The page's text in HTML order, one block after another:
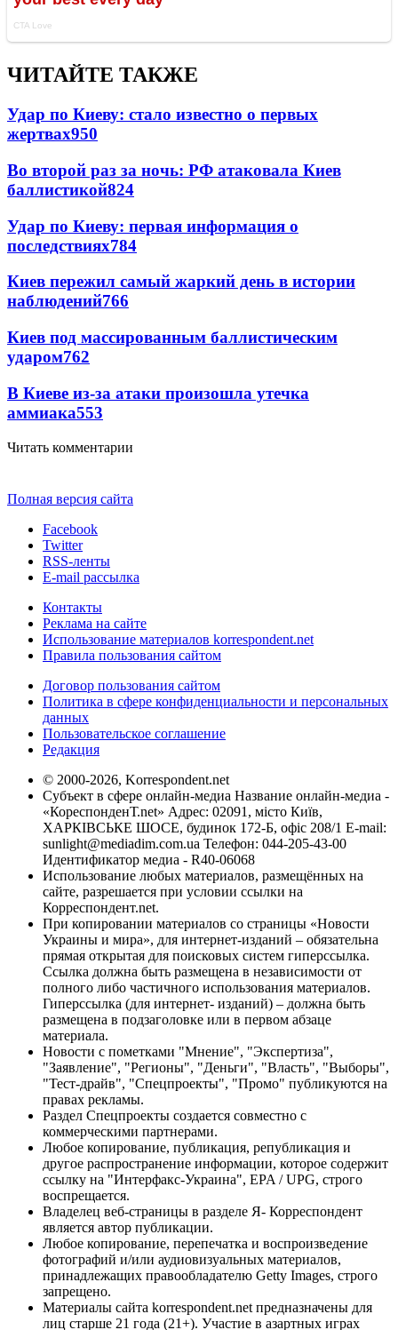
ЧИТАЙТЕ ТАКЖЕ
Удар по Киеву: стало известно о первых
жертвах950
Во второй раз за ночь: РФ атаковала Киев
баллистикой824
Удар по Киеву: первая информация о
последствиях784
Киев пережил самый жаркий день в истории
наблюдений766
Киев под массированным баллистическим
ударом762
В Киеве из-за атаки произошла утечка
аммиака553
Читать комментарии
Полная версия сайта
Facebook
Twitter
RSS-ленты
E-mail рассылка
Контакты
Реклама на сайте
Использование материалов korrespondent.net
Правила пользования сайтом
Договор пользования сайтом
Политика в сфере конфиденциальности и персональных
данных
Пользовательское соглашение
Редакция
© 2000-2026, Korrespondent.net
Субъект в сфере онлайн-медиа Название онлайн-медиа -
«КореспонденТ.net» Адрес: 02091, місто Київ,
ХАРКІВСЬКЕ ШОСЕ, будинок 172-Б, офіс 208/1 E-mail:
sunlight@mediadim.com.ua Телефон: 044-205-43-00
Идентификатор медиа - R40-06068
Использование любых материалов, размещённых на
сайте, разрешается при условии ссылки на
Корреспондент.net.
При копировании материалов со страницы «Новости
Украины и мира», для интернет-изданий – обязательна
прямая открытая для поисковых систем гиперссылка.
Ссылка должна быть размещена в независимости от
полного либо частичного использования материалов.
Гиперссылка (для интернет- изданий) – должна быть
размещена в подзаголовке или в первом абзаце
материала.
Новости с пометками "Мнение", "Экспертиза",
"Заявление", "Регионы", "Деньги", "Власть", "Выборы",
"Тест-драйв", "Спецпроекты", "Промо" публикуются на
правах рекламы.
Раздел Спецпроекты создается совместно с
коммерческими партнерами.
Любое копирование, публикация, републикация и
другое распространение информации, которое содержит
ссылку на "Интерфакс-Украина", EPA / UPG, строго
воспрещается.
Владелец веб-страницы в разделе Я- Корреспондент
является автор публикации.
Любое копирование, перепечатка и воспроизведение
фотографий и/или аудиовизуальных материалов,
принадлежащих правообладателю Getty Images, строго
запрещено.
Материалы сайта korrespondent.net предназначены для
лиц старше 21 года (21+). Участие в азартных играх